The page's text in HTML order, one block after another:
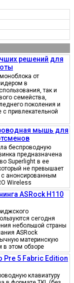
решений для
от
в
так и
семейства,
поколения и
с привлекательной
мышь для
беспроводную
предназначена
Superlight в ее
не превышает
с анонсированным
Wireless
ASRock H110
сегодня
небольшой страны
ASRock
материнскую
в этом обзоре
Pre 5 Fabric Edition
клавиатуру